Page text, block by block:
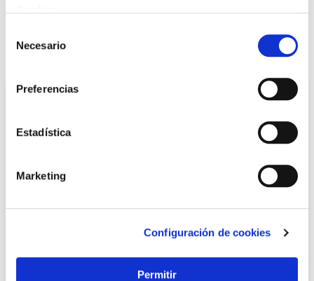
Necesario
Preferencias
Estadística
Marketing
Configuración de cookies
Permitir
Cierrapuerta dc120 brazo retenedor fuerza 3 negro tesa
Tesa